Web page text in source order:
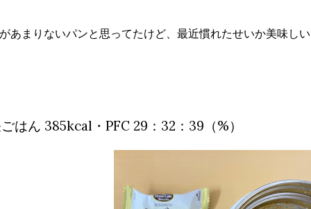
あまりないパンと思ってたけど、最近慣れたせいか美味し
はん 385kcal・PFC 29：32：39（%）